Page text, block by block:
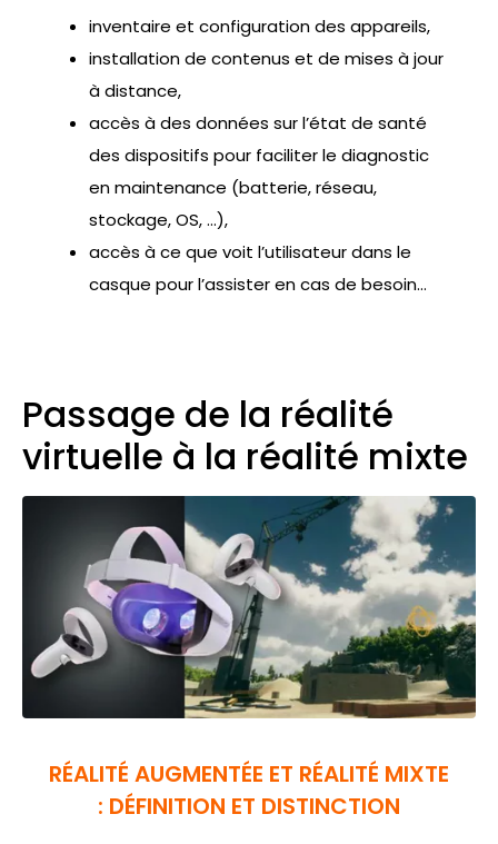
inventaire et configuration des appareils,
installation de contenus et de mises à jour
à distance,
accès à des données sur l’état de santé
des dispositifs pour faciliter le diagnostic
en maintenance (batterie, réseau,
stockage, OS, …),
accès à ce que voit l’utilisateur dans le
casque pour l’assister en cas de besoin…
Passage de la réalité
virtuelle à la réalité mixte
RÉALITÉ AUGMENTÉE ET RÉALITÉ MIXTE
: DÉFINITION ET DISTINCTION